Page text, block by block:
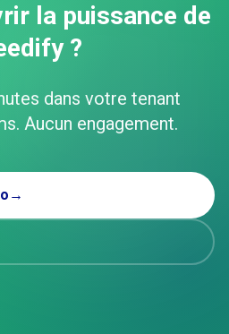
la puissance de
?
dans votre tenant
Aucun engagement.
→